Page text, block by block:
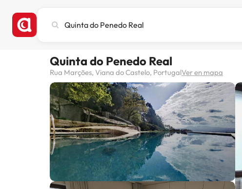
ciudad,
destino
Quinta do Penedo Real
Rua Marções, Viana do Castelo, PortugalVer en mapa